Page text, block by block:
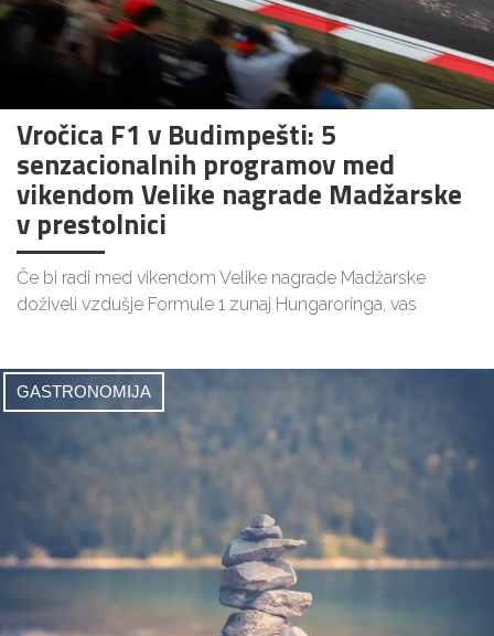
Vročica F1 v Budimpešti: 5
senzacionalnih programov med
vikendom Velike nagrade Madžarske
v prestolnici
Če bi radi med vikendom Velike nagrade Madžarske
doživeli vzdušje Formule 1 zunaj Hungaroringa, vas
GASTRONOMIJA